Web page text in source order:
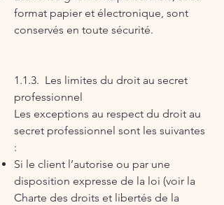
format papier et électronique, sont
conservés en toute sécurité.
1.1.3. Les limites du droit au secret
professionnel
Les exceptions au respect du droit au
secret professionnel sont les suivantes
:
Si le client l’autorise ou par une
disposition expresse de la loi (voir la
Charte des droits et libertés de la